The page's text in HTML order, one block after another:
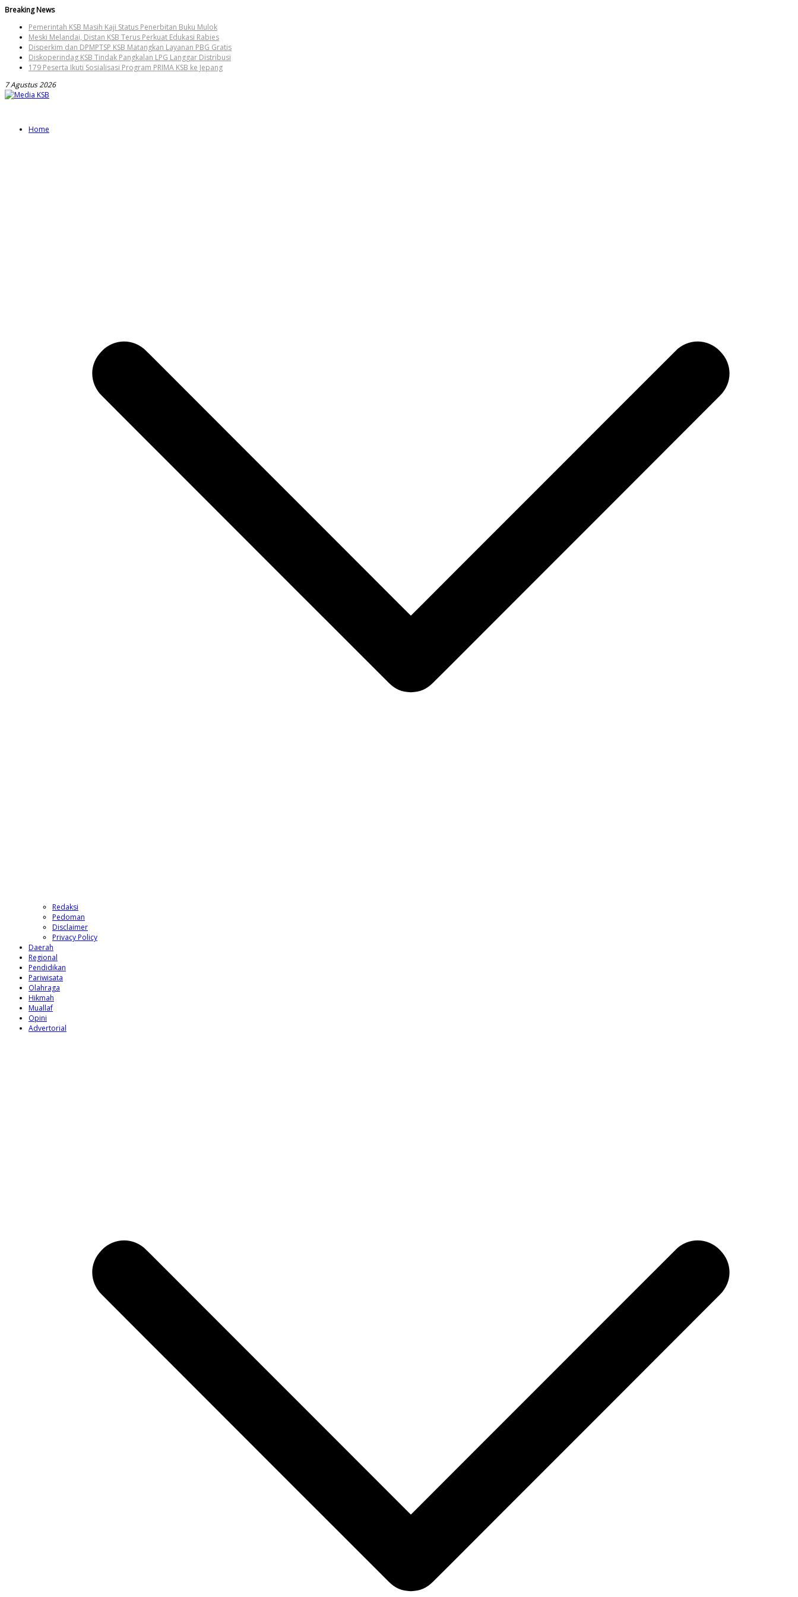
Skip
content
Breaking News
Pemerintah KSB Masih Kaji Status Penerbitan Buku Mulok
Meski Melandai, Distan KSB Terus Perkuat Edukasi Rabies
Disperkim dan DPMPTSP KSB Matangkan Layanan PBG Gratis
Diskoperindag KSB Tindak Pangkalan LPG Langgar Distribusi
179 Peserta Ikuti Sosialisasi Program PRIMA KSB ke Jepang
7 Agustus 2026
Home
Redaksi
Pedoman
Disclaimer
Privacy Policy
Daerah
Regional
Pendidikan
Pariwisata
Olahraga
Hikmah
Muallaf
Opini
Advertorial